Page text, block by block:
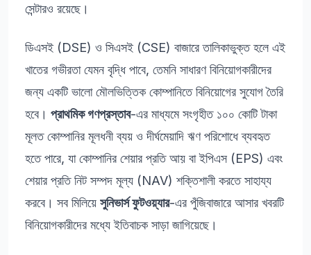
সেন্টারও রয়েছে।
ডিএসই (DSE) ও সিএসই (CSE) বাজারে তালিকাভুক্ত হলে এই
খাতের গভীরতা যেমন বৃদ্ধি পাবে, তেমনি সাধারণ বিনিয়োগকারীদের
জন্য একটি ভালো মৌলভিত্তিক কোম্পানিতে বিনিয়োগের সুযোগ তৈরি
হবে। প্রাথমিক গণপ্রস্তাব-এর মাধ্যমে সংগৃহীত ১০০ কোটি টাকা
মূলত কোম্পানির মূলধনী ব্যয় ও দীর্ঘমেয়াদি ঋণ পরিশোধে ব্যবহৃত
হতে পারে, যা কোম্পানির শেয়ার প্রতি আয় বা ইপিএস (EPS) এবং
শেয়ার প্রতি নিট সম্পদ মূল্য (NAV) শক্তিশালী করতে সাহায্য
করবে। সব মিলিয়ে সুনিভার্স ফুটওয়্যার-এর পুঁজিবাজারে আসার খবরটি
বিনিয়োগকারীদের মধ্যে ইতিবাচক সাড়া জাগিয়েছে।